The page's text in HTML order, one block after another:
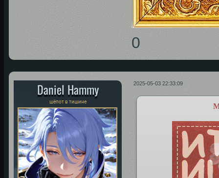
0
2025-05-03 22:33:09
Daniel Hammy
шёпот в тишине